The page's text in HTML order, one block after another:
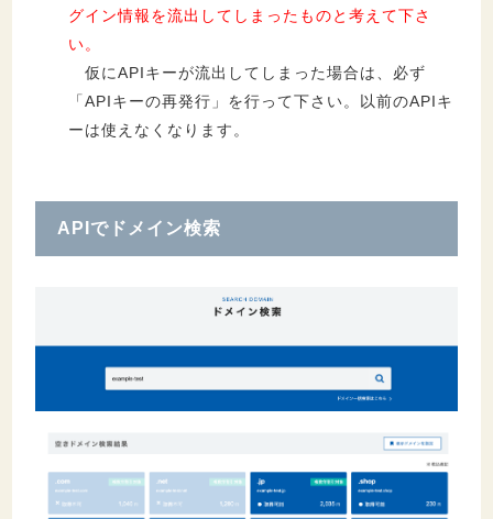
グイン情報を流出してしまったものと考えて下さ
い。
仮にAPIキーが流出してしまった場合は、必ず
「APIキーの再発行」を行って下さい。以前のAPIキ
ーは使えなくなります。
APIでドメイン検索